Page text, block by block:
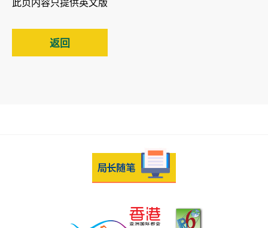
此页内容只提供英文版
返回